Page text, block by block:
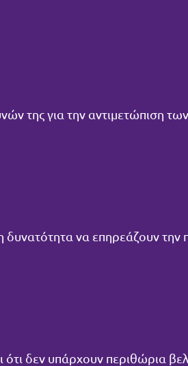
της για την αντιμετώπιση
δυνατότητα να επηρεάζουν
ότι δεν υπάρχουν περιθώρια